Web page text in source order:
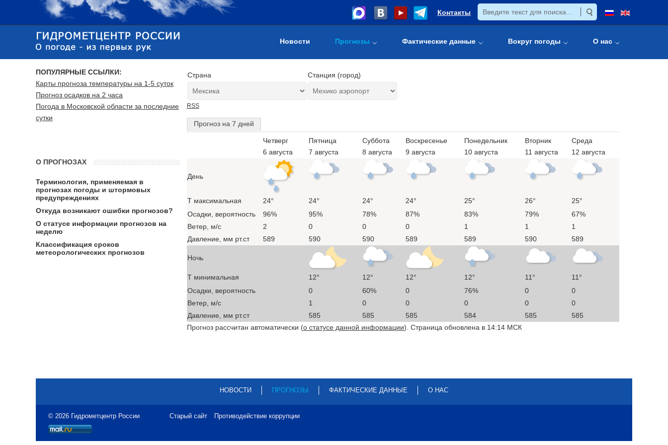
Контакты
Новости Прогнозы Фактические данные Вокруг погоды О нас
Страна Станция (город)
RSS
Прогноз на 7 дней
Четверг
6 августа
Пятница
7 августа
Суббота
8 августа
Воскресенье
9 августа
Понедельник
10 августа
Вторник
11 августа
Среда
12 августа
День
T максимальная 24° 24° 24° 24° 25° 26°
25°
Осадки, вероятность
96% 95% 78% 87% 83% 79%
67%
Ветер, м/с
2 0 0 0 1 1
1
Давление, мм рт.ст
589 590 590 589 589 590 589
Ночь
T минимальная 12° 12° 12° 12° 11°
11°
Осадки, вероятность
0 60% 0 76% 0
0
Ветер, м/с
1 0 0 0 0
0
Давление, мм рт.ст
585 585 585 584 585
585
Прогноз рассчитан автоматически (о статусе данной информации). Страница обновлена в 14:14 МСК
ПОПУЛЯРНЫЕ ССЫЛКИ:
Карты прогноза температуры на 1-5 суток
Прогноз осадков на 2 часа
Погода в Московской области за последние
сутки
О ПРОГНОЗАХ
Терминология, применяемая в
прогнозах погоды и штормовых
предупреждениях
Откуда возникают ошибки прогнозов?
О статусе информации прогнозов на
неделю
Классификация сроков
метеорологических прогнозов
НОВОСТИ ПРОГНОЗЫ ФАКТИЧЕСКИЕ ДАННЫЕ О НАС
© 2026 Гидрометцентр России Старый сайт Противодействие коррупции